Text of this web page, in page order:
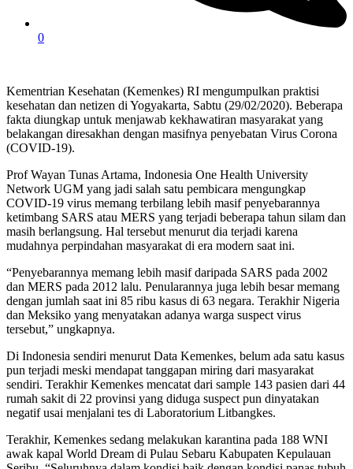
0
Kementrian Kesehatan (Kemenkes) RI mengumpulkan praktisi
kesehatan dan netizen di Yogyakarta, Sabtu (29/02/2020). Beberapa
fakta diungkap untuk menjawab kekhawatiran masyarakat yang
belakangan diresakhan dengan masifnya penyebatan Virus Corona
(COVID-19).
Prof Wayan Tunas Artama, Indonesia One Health University
Network UGM yang jadi salah satu pembicara mengungkap
COVID-19 virus memang terbilang lebih masif penyebarannya
ketimbang SARS atau MERS yang terjadi beberapa tahun silam dan
masih berlangsung. Hal tersebut menurut dia terjadi karena
mudahnya perpindahan masyarakat di era modern saat ini.
“Penyebarannya memang lebih masif daripada SARS pada 2002
dan MERS pada 2012 lalu. Penularannya juga lebih besar memang
dengan jumlah saat ini 85 ribu kasus di 63 negara. Terakhir Nigeria
dan Meksiko yang menyatakan adanya warga suspect virus
tersebut,” ungkapnya.
Di Indonesia sendiri menurut Data Kemenkes, belum ada satu kasus
pun terjadi meski mendapat tanggapan miring dari masyarakat
sendiri. Terakhir Kemenkes mencatat dari sample 143 pasien dari 44
rumah sakit di 22 provinsi yang diduga suspect pun dinyatakan
negatif usai menjalani tes di Laboratorium Litbangkes.
Terakhir, Kemenkes sedang melakukan karantina pada 188 WNI
awak kapal World Dream di Pulau Sebaru Kabupaten Kepulauan